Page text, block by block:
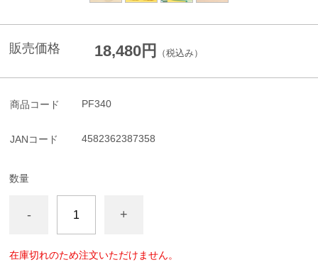
販売価格 18,480円 （税込み）
商品コード PF340
JANコード 4582362387358
数量
- +
在庫切れのため注文いただけません。